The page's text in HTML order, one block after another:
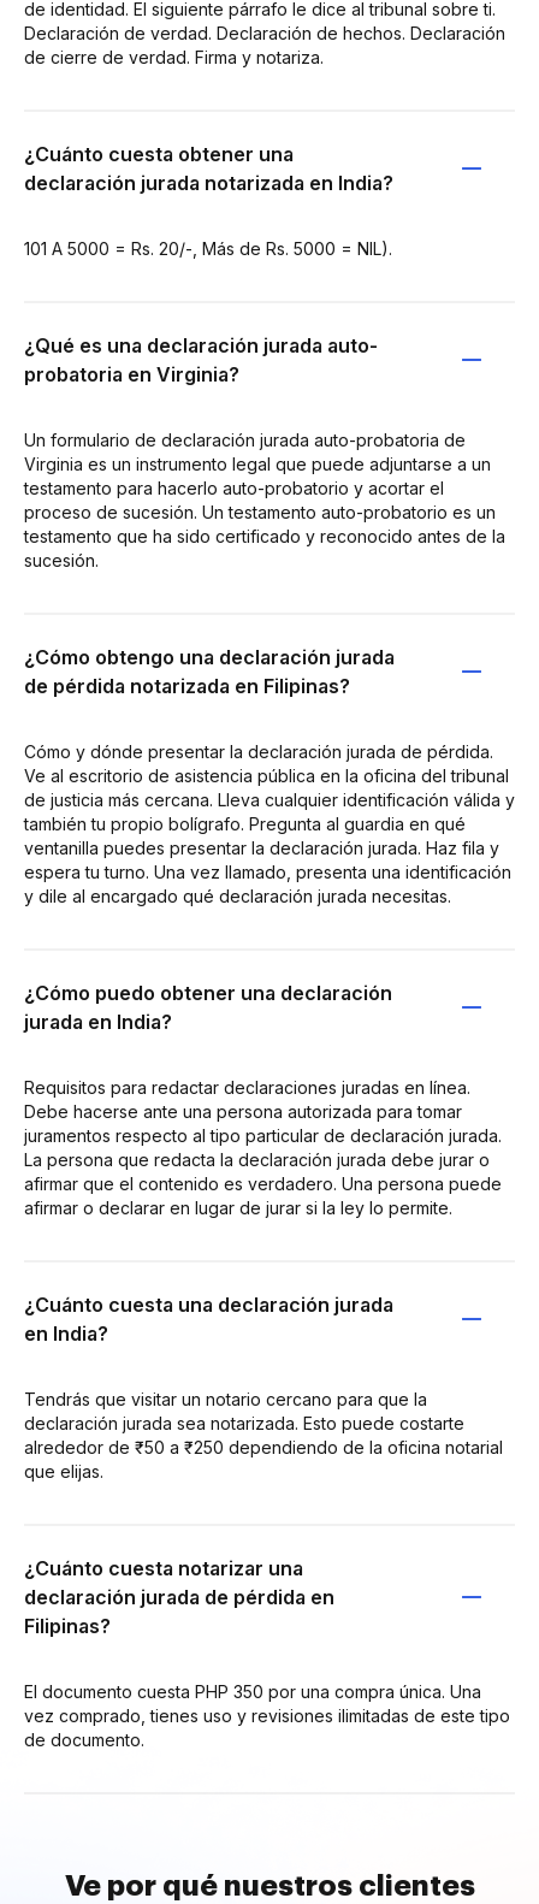
de identidad. El siguiente párrafo le dice al tribunal sobre ti.
Declaración de verdad. Declaración de hechos. Declaración
de cierre de verdad. Firma y notariza.
¿Cuánto cuesta obtener una
declaración jurada notarizada en India?
101 A 5000 = Rs. 20/-, Más de Rs. 5000 = NIL).
¿Qué es una declaración jurada auto-
probatoria en Virginia?
Un formulario de declaración jurada auto-probatoria de
Virginia es un instrumento legal que puede adjuntarse a un
testamento para hacerlo auto-probatorio y acortar el
proceso de sucesión. Un testamento auto-probatorio es un
testamento que ha sido certificado y reconocido antes de la
sucesión.
¿Cómo obtengo una declaración jurada
de pérdida notarizada en Filipinas?
Cómo y dónde presentar la declaración jurada de pérdida.
Ve al escritorio de asistencia pública en la oficina del tribunal
de justicia más cercana. Lleva cualquier identificación válida y
también tu propio bolígrafo. Pregunta al guardia en qué
ventanilla puedes presentar la declaración jurada. Haz fila y
espera tu turno. Una vez llamado, presenta una identificación
y dile al encargado qué declaración jurada necesitas.
¿Cómo puedo obtener una declaración
jurada en India?
Requisitos para redactar declaraciones juradas en línea.
Debe hacerse ante una persona autorizada para tomar
juramentos respecto al tipo particular de declaración jurada.
La persona que redacta la declaración jurada debe jurar o
afirmar que el contenido es verdadero. Una persona puede
afirmar o declarar en lugar de jurar si la ley lo permite.
¿Cuánto cuesta una declaración jurada
en India?
Tendrás que visitar un notario cercano para que la
declaración jurada sea notarizada. Esto puede costarte
alrededor de ₹50 a ₹250 dependiendo de la oficina notarial
que elijas.
¿Cuánto cuesta notarizar una
declaración jurada de pérdida en
Filipinas?
El documento cuesta PHP 350 por una compra única. Una
vez comprado, tienes uso y revisiones ilimitadas de este tipo
de documento.
Ve por qué nuestros clientes